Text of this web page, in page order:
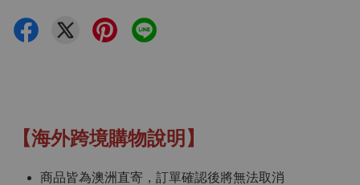
【海外跨境購物說明】
商品皆為澳洲直寄，訂單確認後將無法取消